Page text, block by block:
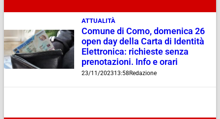
ATTUALITÀ
Comune di Como, domenica 26
open day della Carta di Identità
Elettronica: richieste senza
prenotazioni. Info e orari
23/11/202313:58Redazione